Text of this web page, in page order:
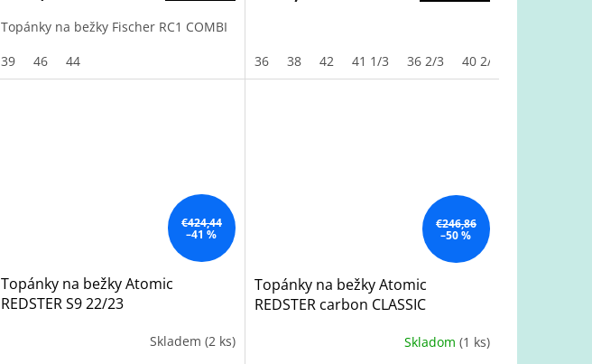
Topánky na bežky Fischer RC1 COMBI
39
46 44 36 38 42 41 1/3 36 2/3 40 2/3
€424,44
–41 %
Topánky na bežky Atomic
REDSTER S9 22/23
Skladem (2 ks)
€246,86
–50 %
Topánky na bežky Atomic
REDSTER carbon CLASSIC
Skladom (1 ks)